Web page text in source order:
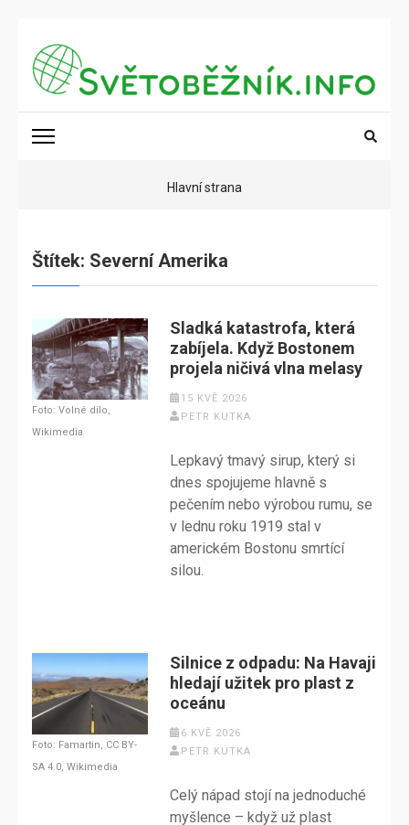
obsah
(stiskněte
Enter)
SVĚTOBĚŽNÍK.INFO
Hlavní strana
Štítek: Severní Amerika
Foto: Volné dílo,
Wikimedia
Sladká katastrofa, která
zabíjela. Když Bostonem
projela ničivá vlna melasy
15 KVĚ 2026
PETR KUTKA
Lepkavý tmavý sirup, který si
dnes spojujeme hlavně s
pečením nebo výrobou rumu, se
v lednu roku 1919 stal v
americkém Bostonu smrtící
silou.
Foto: Famartin, CC BY-
SA 4.0, Wikimedia
Silnice z odpadu: Na Havaji
hledají užitek pro plast z
oceánu
6 KVĚ 2026
PETR KUTKA
Celý nápad stojí na jednoduché
myšlence – když už plast